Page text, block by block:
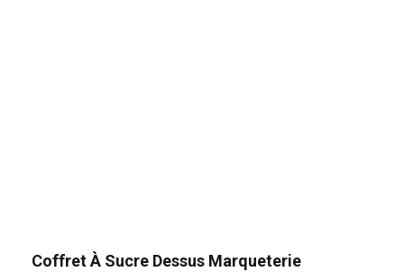
Coffret À Sucre Dessus Marqueterie